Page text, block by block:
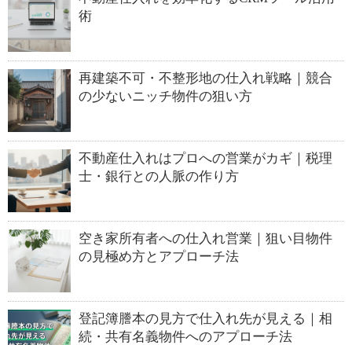
術
再建築不可・不整形地の仕入れ戦略｜競合
の少ないニッチ物件の狙い方
不動産仕入れはプロへの営業がカギ｜税理
士・銀行との人脈の作り方
空き家所有者への仕入れ営業｜狙い目物件
の見極め方とアプローチ法
登記簿謄本の見方で仕入れ先が見える｜相
続・共有名義物件へのアプローチ法